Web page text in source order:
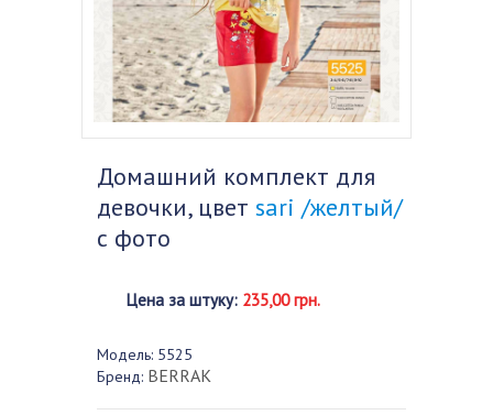
Домашний комплект для
девочки, цвет sari /желтый/
с фото
Цена за штуку: 235,00 грн.
Модель: 5525
Бренд: BERRAK